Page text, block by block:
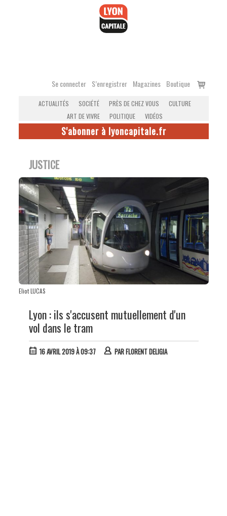
Se connecter S’enregistrer Magazines Boutique
Voir
ACTUALITÉS SOCIÉTÉ PRÈS DE CHEZ VOUS
CULTURE
ART DE VIVRE
POLITIQUE VIDÉOS
S'abonner à lyoncapitale.fr
JUSTICE
Eliot LUCAS
Lyon : ils s'accusent mutuellement d'un
vol dans le tram
16 AVRIL 2019 À 09:37 PARFLORENT DELIGIA